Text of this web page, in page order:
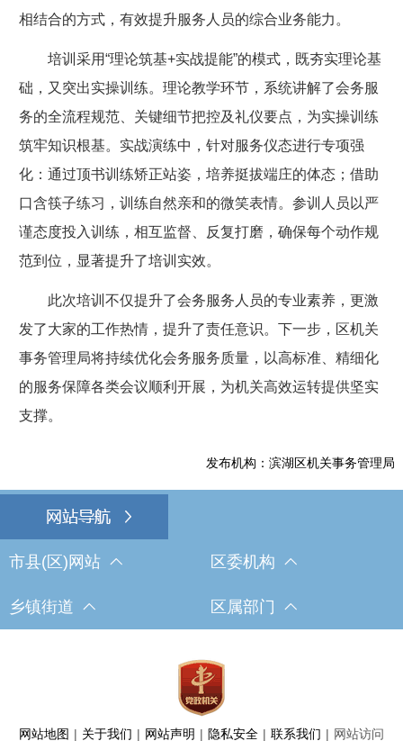
相结合的方式，有效提升服务人员的综合业务能力。
培训采用“理论筑基+实战提能”的模式，既夯实理论基
础，又突出实操训练。理论教学环节，系统讲解了会务服
务的全流程规范、关键细节把控及礼仪要点，为实操训练
筑牢知识根基。实战演练中，针对服务仪态进行专项强
化：通过顶书训练矫正站姿，培养挺拔端庄的体态；借助
口含筷子练习，训练自然亲和的微笑表情。参训人员以严
谨态度投入训练，相互监督、反复打磨，确保每个动作规
范到位，显著提升了培训实效。
此次培训不仅提升了会务服务人员的专业素养，更激
发了大家的工作热情，提升了责任意识。下一步，区机关
事务管理局将持续优化会务服务质量，以高标准、精细化
的服务保障各类会议顺利开展，为机关高效运转提供坚实
支撑。
发布机构：滨湖区机关事务管理局
市县(区)网站 区委机构
乡镇街道 区属部门
网站地图 | 关于我们 | 网站声明 | 隐私安全 | 联系我们 | 网站访问